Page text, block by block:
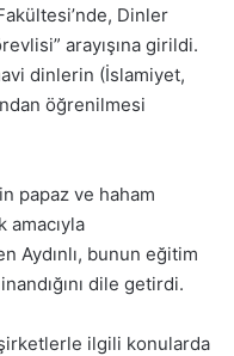
Dinler
arayışına girildi.
dinlerin (İslamiyet,
öğrenilmesi
papaz ve haham
Aydınlı, bunun eğitim
dile getirdi.
ilgili konularda